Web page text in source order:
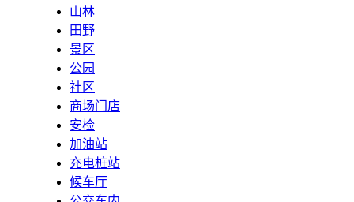
山林
田野
景区
公园
社区
商场门店
安检
加油站
充电桩站
候车厅